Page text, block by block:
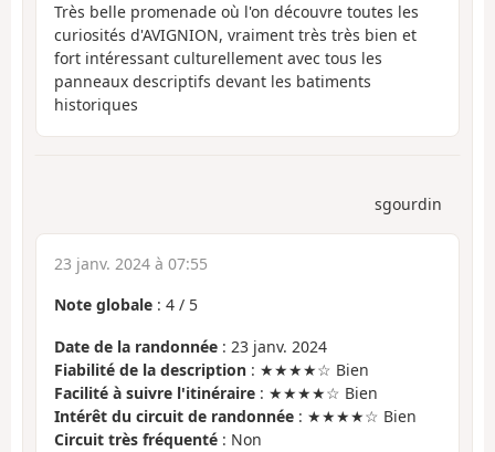
Très belle promenade où l'on découvre toutes les
curiosités d'AVIGNION, vraiment très très bien et
fort intéressant culturellement avec tous les
panneaux descriptifs devant les batiments
historiques
sgourdin
23 janv. 2024 à 07:55
Note globale : 4 / 5
Date de la randonnée : 23 janv. 2024
Fiabilité de la description : ★★★★☆ Bien
Facilité à suivre l'itinéraire : ★★★★☆ Bien
Intérêt du circuit de randonnée : ★★★★☆ Bien
Circuit très fréquenté : Non